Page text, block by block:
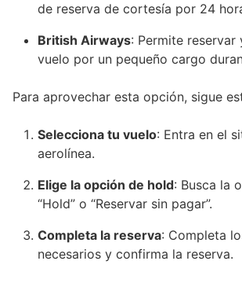
de reserva de cortesía por 24
British Airways: Permite reservar
vuelo por un pequeño cargo
Para aprovechar esta opción, sigue
Selecciona tu vuelo: Entra en el
aerolínea.
Elige la opción de hold: Busca la
“Hold” o “Reservar sin pagar”.
Completa la reserva: Completa
necesarios y confirma la reserva.